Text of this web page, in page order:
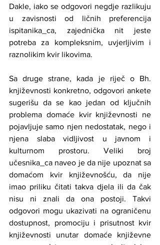
Dakle, iako se odgovori negdje razlikuju
u zavisnosti od ličnih preferencija
ispitanika_ca, zajednička nit jeste
potreba za kompleksnim, uvjerljivim i
raznolikim kvir likovima.
Sa druge strane, kada je riječ o Bh.
književnosti konkretno, odgovori ankete
sugerišu da se kao jedan od ključnih
problema domaće kvir književnosti ne
pojavljuje samo njen nedostatak, nego i
njena slaba vidljivost u javnom i
kulturnom prostoru. Veliki broj
učesnika_ca naveo je da nije upoznat sa
domaćom kvir književnošću, da nije
imao priliku čitati takva djela ili da čak
nisu ni znali da ona postoji. Takvi
odgovori mogu ukazivati na ograničenu
dostupnost, promociju i prisutnost kvir
književnosti unutar domaće književne